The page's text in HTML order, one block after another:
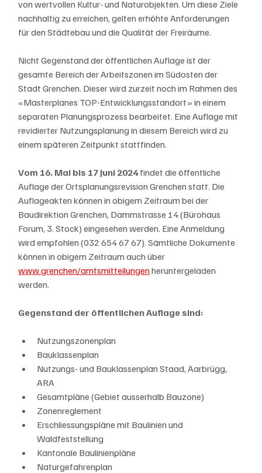
von wertvollen Kultur- und Naturobjekten. Um diese Ziele
nachhaltig zu erreichen, gelten erhöhte Anforderungen
für den Städtebau und die Qualität der Freiräume.
Nicht Gegenstand der öffentlichen Auflage ist der
gesamte Bereich der Arbeitszonen im Südosten der
Stadt Grenchen. Dieser wird zurzeit noch im Rahmen des
«Masterplanes TOP-Entwicklungsstandort» in einem
separaten Planungsprozess bearbeitet. Eine Auflage mit
revidierter Nutzungsplanung in diesem Bereich wird zu
einem späteren Zeitpunkt stattfinden.
Vom 16. Mai bis 17 Juni 2024 findet die öffentliche
Auflage der Ortsplanungsrevision Grenchen statt. Die
Auflageakten können in obigem Zeitraum bei der
Baudirektion Grenchen, Dammstrasse 14 (Bürohaus
Forum, 3. Stock) eingesehen werden. Eine Anmeldung
wird empfohlen (032 654 67 67). Sämtliche Dokumente
können in obigem Zeitraum auch über
www.grenchen/amtsmitteilungen heruntergeladen
werden.
Gegenstand der öffentlichen Auflage sind:
Nutzungszonenplan
Bauklassenplan
Nutzungs- und Bauklassenplan Staad, Aarbrügg,
ARA
Gesamtpläne (Gebiet ausserhalb Bauzone)
Zonenreglement
Erschliessungspläne mit Baulinien und
Waldfeststellung
Kantonale Baulinienpläne
Naturgefahrenplan